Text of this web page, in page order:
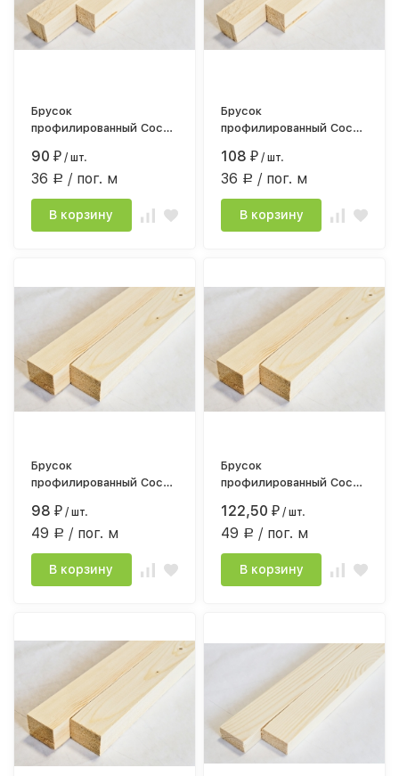
Брусок
профилированный Сосна
строг.камерной сушки
90₽ / шт.
36 Р / пог. м
В корзину
Брусок
профилированный Сосна
строг.камерной сушки
108₽ / шт.
36 Р / пог. м
В корзину
Брусок
профилированный Сосна
строг.камерной сушки
98₽ / шт.
49 Р / пог. м
В корзину
Брусок
профилированный Сосна
строг.камерной сушки
122,50₽ / шт.
49 Р / пог. м
В корзину